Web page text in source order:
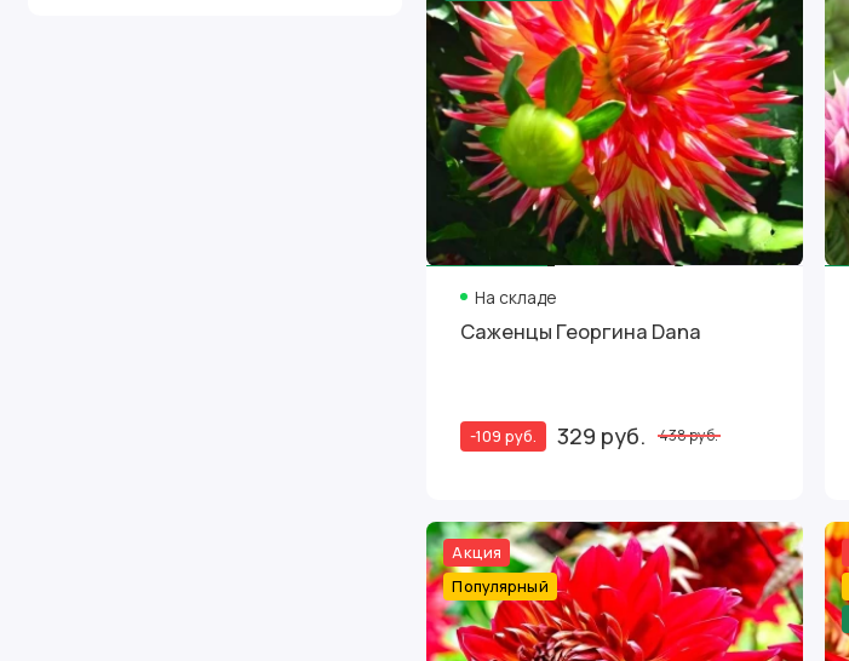
На складе
Саженцы Георгина Dana
-109 руб. 329 руб. 438 руб.
Акция
Популярный